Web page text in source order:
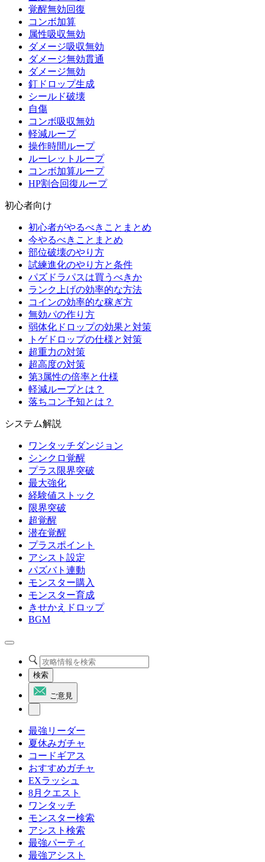
覚醒無効回復
コンボ加算
属性吸収無効
ダメージ吸収無効
ダメージ無効貫通
ダメージ無効
釘ドロップ生成
シールド破壊
自傷
コンボ吸収無効
軽減ループ
操作時間ループ
ルーレットループ
コンボ加算ループ
HP割合回復ループ
初心者向け
初心者がやるべきことまとめ
今やるべきことまとめ
部位破壊のやり方
試練進化のやり方と条件
パズドラパスは買うべきか
ランク上げの効率的な方法
コインの効率的な稼ぎ方
無効パの作り方
弱体化ドロップの効果と対策
トゲドロップの仕様と対策
超重力の対策
超高度の対策
第3属性の倍率と仕様
軽減ループとは？
落ちコン予知とは？
システム解説
ワンタッチダンジョン
シンクロ覚醒
プラス限界突破
最大強化
経験値ストック
限界突破
超覚醒
潜在覚醒
プラスポイント
アシスト設定
パズバト連動
モンスター購入
モンスター育成
きせかえドロップ
BGM
検索
ご意見
最強リーダー
夏休みガチャ
コードギアス
おすすめガチャ
EXラッシュ
8月クエスト
ワンタッチ
モンスター検索
アシスト検索
最強パーティ
最強アシスト